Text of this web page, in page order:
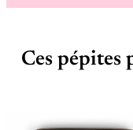
Ces pépites